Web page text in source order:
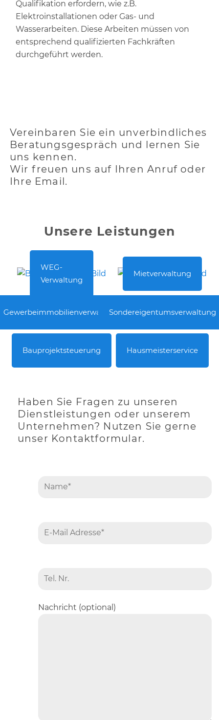
Qualifikation erfordern, wie z.B.
Elektroinstallationen oder Gas- und
Wasserarbeiten. Diese Arbeiten müssen von
entsprechend qualifizierten Fachkräften
durchgeführt werden.
Vereinbaren Sie ein unverbindliches
Beratungsgespräch und lernen Sie
uns kennen.
Wir freuen uns auf Ihren Anruf oder
Ihre Email.
Unsere Leistungen
WEG-
Verwaltung
Mietverwaltung
GewerbeimmobilienverwaltungSondereigentumsverwaltung
Bauprojektsteuerung Hausmeisterservice
Haben Sie Fragen zu unseren
Dienstleistungen oder unserem
Unternehmen? Nutzen Sie gerne
unser Kontaktformular.
Nachricht (optional)